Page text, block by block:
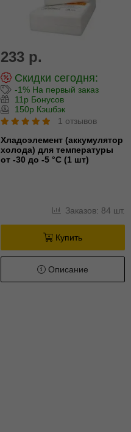
233 р.
Скидки сегодня:
-1% На первый заказ
11р Бонусов
150р Кэшбэк
1 отзывов
Хладоэлемент (аккумулятор
холода) для температуры
от -30 до -5 °С (1 шт)
Заказов: 84 шт.
Купить
Описание